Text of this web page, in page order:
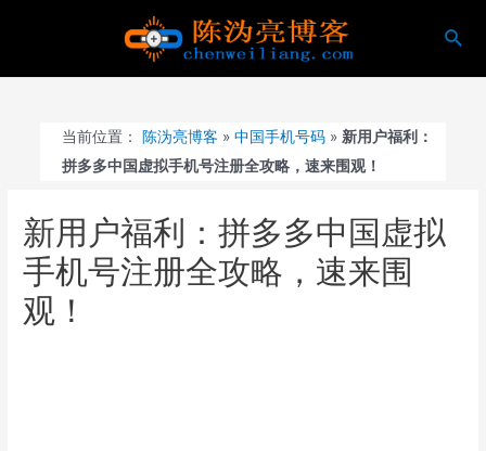
搜
当前位置： 陈沩亮博客 »中国手机号码 »新用户福利：
拼多多中国虚拟手机号注册全攻略，速来围观！
新用户福利：拼多多中国虚拟
手机号注册全攻略，速来围
观！